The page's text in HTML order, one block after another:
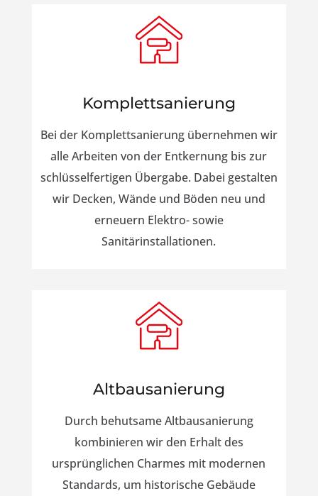
Komplettsanierung
Bei der Komplettsanierung übernehmen wir
alle Arbeiten von der Entkernung bis zur
schlüsselfertigen Übergabe. Dabei gestalten
wir Decken, Wände und Böden neu und
erneuern Elektro- sowie
Sanitärinstallationen.
Altbausanierung
Durch behutsame Altbausanierung
kombinieren wir den Erhalt des
ursprünglichen Charmes mit modernen
Standards, um historische Gebäude